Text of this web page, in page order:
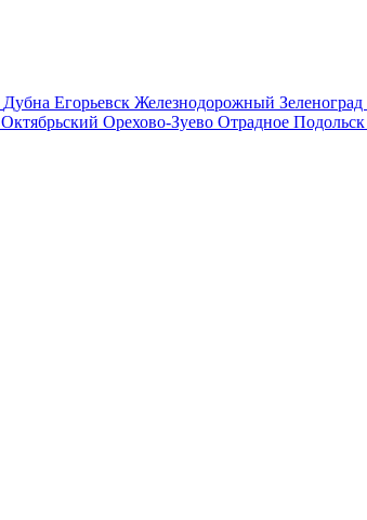
Дубна Егорьевск Железнодорожный Зеленоград
Октябрьский Орехово-Зуево Отрадное Подольск